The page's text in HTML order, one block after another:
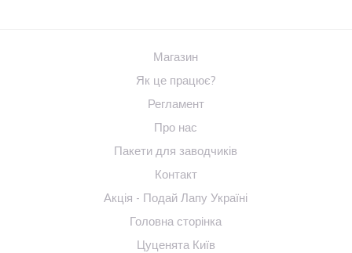
Магазин
Як це працює?
Регламент
Про нас
Пакети для заводчиків
Контакт
Акція - Подай Лапу Україні
Головна сторінка
Цуценята Київ